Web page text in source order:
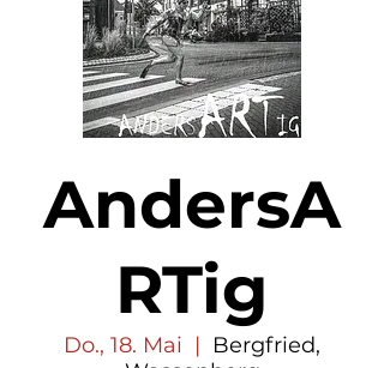
AndersA
RTig
Do., 18. Mai
  |
Bergfried,